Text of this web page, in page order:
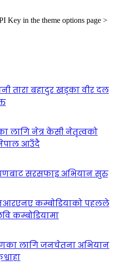
Key in the theme options page >
तारा बहादुर खड्का वीर दल
लागि नेत्र केसी नेतृत्वको
आउँदै
सरसफाइ अभियान सुरु
कम्बोडियाको पहलले
कम्बोडियामा
लागि जनचेतना अभियान